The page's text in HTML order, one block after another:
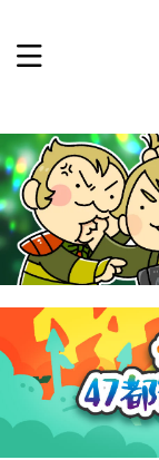
気になった日
ね。中の人が
です）
例：織田信長